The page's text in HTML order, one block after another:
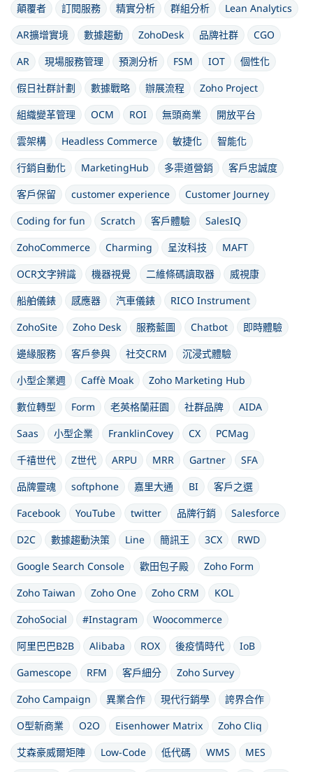
顛覆者
訂閱服務 精實分析 群組分析
Lean Analytics
AR擴增實境
數據趨動 ZohoDesk 品牌社群
CGO
AR
現場服務管理 預測分析 FSM IOT
個性化
假日社群計劃
數據戰略 辦展流程
Zoho Project
組織變革管理
OCM ROI 無頭商業
開放平台
雲架構
Headless Commerce 敏捷化
智能化
行銷自動化
MarketingHub 多渠道營銷
客戶忠誠度
客戶保留
customer experience
Customer Journey
Coding for fun
Scratch 客戶體驗
SalesIQ
ZohoCommerce
Charming 呈汝科技
MAFT
OCR文字辨識
機器視覺 二維條碼讀取器
威視康
船舶儀錶
感應器 汽車儀錶
RICO Instrument
ZohoSite
Zoho Desk 服務藍圖 Chatbot
即時體驗
邊緣服務
客戶參與 社交CRM
沉浸式體驗
小型企業週
Caffè Moak
Zoho Marketing Hub
數位轉型
Form 老英格蘭莊園 社群品牌
AIDA
Saas
小型企業 FranklinCovey CX
PCMag
千禧世代
Z世代 ARPU MRR Gartner
SFA
品牌靈魂
softphone 嘉里大通 BI
客戶之選
Facebook
YouTube twitter 品牌行銷
Salesforce
D2C
數據趨動決策 Line 簡訊王 3CX
RWD
Google Search Console
歡田包子殿
Zoho Form
Zoho Taiwan
Zoho One Zoho CRM
KOL
ZohoSocial
#Instagram
Woocommerce
阿里巴巴B2B
Alibaba ROX 後疫情時代
IoB
Gamescope
RFM 客戶細分
Zoho Survey
Zoho Campaign
異業合作 現代行銷學
誇界合作
O型新商業
O2O Eisenhower Matrix
Zoho Cliq
艾森豪威爾矩陣
Low-Code 低代碼 WMS MES